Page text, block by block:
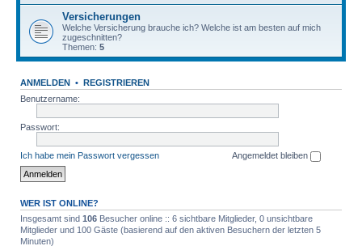
Versicherungen
Welche Versicherung brauche ich? Welche ist am besten auf mich
zugeschnitten?
Themen: 5
ANMELDEN • REGISTRIEREN
Benutzername:
Passwort:
Ich habe mein Passwort vergessen Angemeldet bleiben
WER IST ONLINE?
Insgesamt sind 106 Besucher online :: 6 sichtbare Mitglieder, 0 unsichtbare
Mitglieder und 100 Gäste (basierend auf den aktiven Besuchern der letzten 5
Minuten)